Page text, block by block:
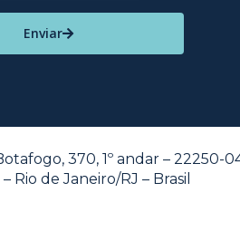
Enviar
370, 1º andar – 22250-
Rio de Janeiro/RJ – Brasil